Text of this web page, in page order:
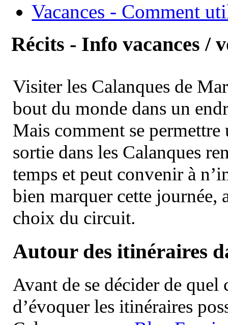
Vacances - Comment
Récits - Info vacances /
Visiter les Calanques de
bout du monde dans un
Mais comment se permettre
sortie dans les Calanques
temps et peut convenir à
bien marquer cette journée,
choix du circuit.
Autour des itinéraires
Avant de se décider de
d’évoquer les itinéraires